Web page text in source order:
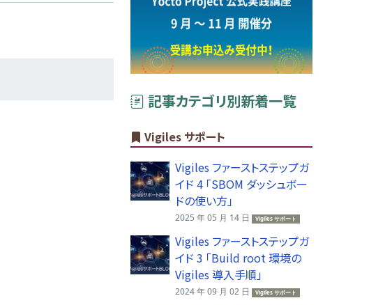
記事カテゴリ別新着一覧
Vigiles サポート
Vigiles ファーストステップガ
イド 4 「SBOM ダッシュボー
ドの使い方」
2025 年 05 月 14 日 Vigiles サポート
Vigiles ファーストステップガ
イド 3 「Build root 環境の
Vigiles 導入手順」
2024 年 09 月 02 日 Vigiles サポート